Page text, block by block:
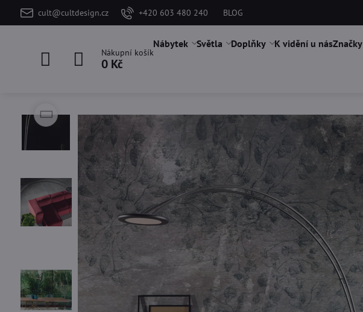
cult@cultdesign.cz +420 603 480 240 BLOG
Nákupní košík
0 Kč
Nábytek Světla Doplňky K vidění u násZnačky